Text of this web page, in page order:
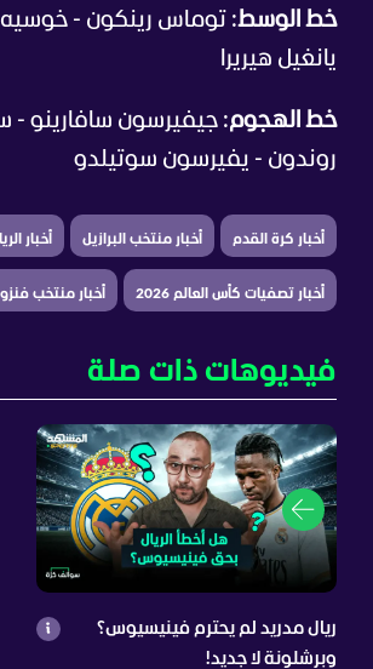
خط الوسط: توماس رينكون - خوسيه
يانغيل هيريرا
خط الهجوم: جيفيرسون سافارينو -
روندون - يفيرسون سوتيلدو
أخبار كرة القدم أخبار منتخب البرازيل أخبار
أخبار تصفيات كأس العالم 2026 أخبار منتخب
فيديوهات ذات صلة
ريال مدريد لم يحترم فينيسيوس؟
وبرشلونة لا جديد!